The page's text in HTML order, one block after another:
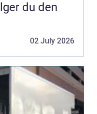
02 July 2026